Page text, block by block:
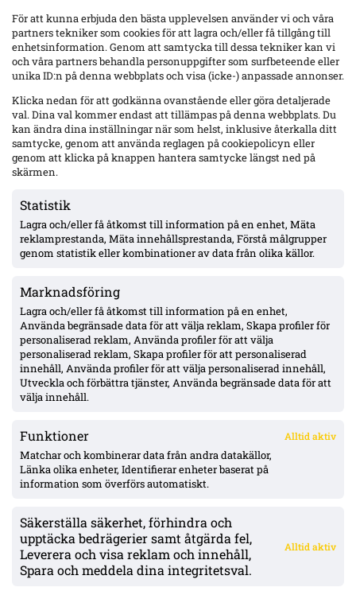
För att kunna erbjuda den bästa upplevelsen använder vi och våra
partners tekniker som cookies för att lagra och/eller få tillgång till
enhetsinformation. Genom att samtycka till dessa tekniker kan vi
och våra partners behandla personuppgifter som surfbeteende eller
unika ID:n på denna webbplats och visa (icke-) anpassade annonser.
Klicka nedan för att godkänna ovanstående eller göra detaljerade
val. Dina val kommer endast att tillämpas på denna webbplats. Du
kan ändra dina inställningar när som helst, inklusive återkalla ditt
samtycke, genom att använda reglagen på cookiepolicyn eller
genom att klicka på knappen hantera samtycke längst ned på
skärmen.
Statistik
Lagra och/eller få åtkomst till information på en enhet, Mäta
reklamprestanda, Mäta innehållsprestanda, Förstå målgrupper
genom statistik eller kombinationer av data från olika källor.
Marknadsföring
Lagra och/eller få åtkomst till information på en enhet,
Använda begränsade data för att välja reklam, Skapa profiler för
personaliserad reklam, Använda profiler för att välja
personaliserad reklam, Skapa profiler för att personaliserad
innehåll, Använda profiler för att välja personaliserad innehåll,
Utveckla och förbättra tjänster, Använda begränsade data för att
välja innehåll.
Funktioner Alltid aktiv
Matchar och kombinerar data från andra datakällor,
Länka olika enheter, Identifierar enheter baserat på
information som överförs automatiskt.
Säkerställa säkerhet, förhindra och
upptäcka bedrägerier samt åtgärda fel,
Leverera och visa reklam och innehåll,
Spara och meddela dina integritetsval.
Alltid aktiv
Senaste
Mjällby – inhopp i 84:e minuten
17-årige Theodor Lundbergh har spelat alla MFF:s 15 matcher –
VSK: Jonathan Rings rehab har stannat – sänkt belastning;
Lushaku osäker, Nsabiyumva igång med boll
MFF:s vänsterback: Johan Karlsson eller Theodor Lundbergh –
John skadad, Busanello och Kurtulus avstängda; Malte Frejd
Pålsson in bredvid Djurić, 17-årige Hidalgo aktuell
Julius Beck öppen för Elfsborg-köp – lån säsongen ut med
option, Sturm Graz-kontrakt till 2029
ÖVERSIKT
Nyheter & Reportage
Spelarbetyg
KONTAKT
kontakt@bollsvenskan.se
redaktionen@bollsvenskan.se
jobb@bollsvenskan.se